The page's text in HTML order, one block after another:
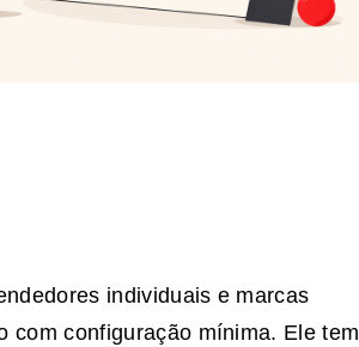
individuais e marcas
com configuração mínima. Ele tem